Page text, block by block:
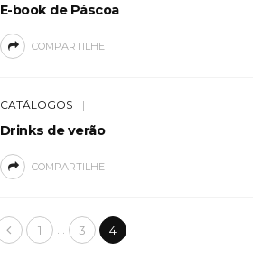
E-book de Páscoa
COMPARTILHE
CATÁLOGOS
Drinks de verão
COMPARTILHE
1 3 4